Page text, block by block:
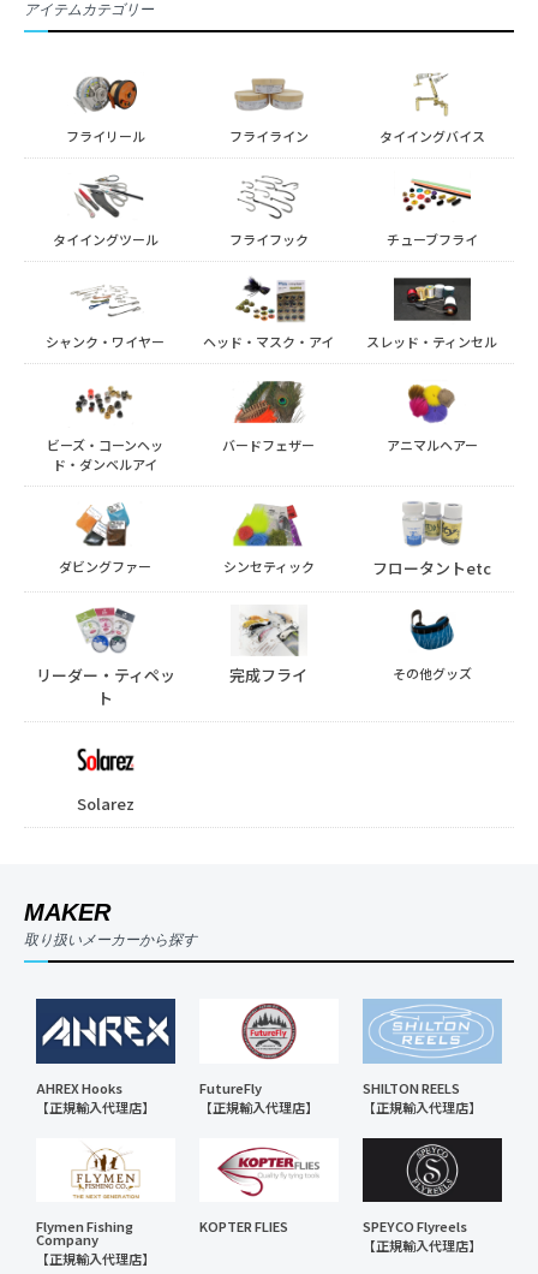
アイテムカテゴリー
フライリール フライライン タイイングバイス
タイイングツール フライフック チューブフライ
シャンク・ワイヤー ヘッド・マスク・アイ スレッド・ティンセル
ビーズ・コーンヘッ
ド・ダンベルアイ
バードフェザー アニマルヘアー
ダビングファー シンセティック フロータントetc
リーダー・ティペッ
ト
完成フライ その他グッズ
Solarez
MAKER
取り扱いメーカーから探す
AHREX Hooks
【正規輸入代理店】
FutureFly
【正規輸入代理店】
SHILTON REELS
【正規輸入代理店】
Flymen Fishing
Company
【正規輸入代理店】
KOPTER FLIES
SPEYCO Flyreels
【正規輸入代理店】